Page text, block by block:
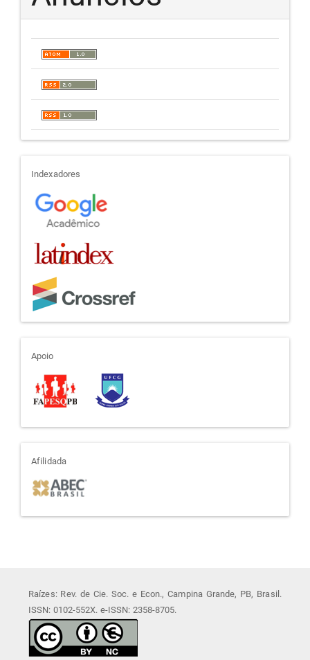
indexadores
Indexadores
apoio
Apoio
afiliada
Afilidada
Raízes: Rev. de Cie. Soc. e Econ., Campina Grande, PB, Brasil.
ISSN: 0102-552X. e-ISSN: 2358-8705.